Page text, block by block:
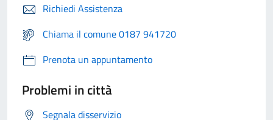
Richiedi Assistenza
Chiama il comune 0187 941720
Prenota un appuntamento
Problemi in città
Segnala disservizio